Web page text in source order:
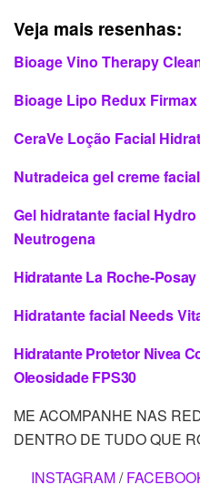
Veja mais resenhas:
Bioage Vino Therapy
Bioage Lipo Redux Firmax
CeraVe Loção Facial
Nutradeica gel creme
Gel hidratante facial
Neutrogena
Hidratante La Roche-
Hidratante facial Needs
Hidratante Protetor Nivea
Oleosidade FPS30
ME ACOMPANHE NAS
DENTRO DE TUDO QUE
INSTAGRAM/